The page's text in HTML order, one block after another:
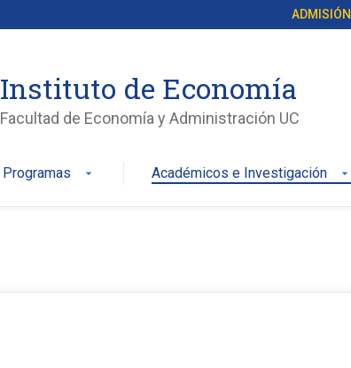
ADMISIÓN
Instituto de Economía
Facultad de Economía y Administración UC
Programas arrow_drop_down Académicos e Investigación arrow_drop_down